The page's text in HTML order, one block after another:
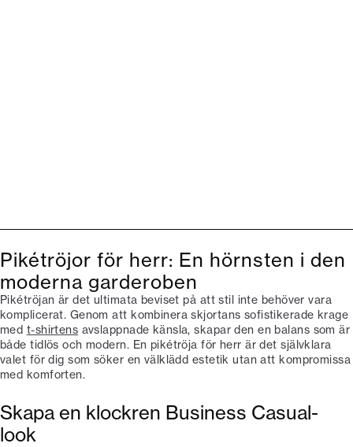
Pikétröjor för herr: En hörnsten i den
moderna garderoben
Pikétröjan är det ultimata beviset på att stil inte behöver vara
komplicerat. Genom att kombinera skjortans sofistikerade krage
med t-shirtens avslappnade känsla, skapar den en balans som är
både tidlös och modern. En pikétröja för herr är det självklara
valet för dig som söker en välklädd estetik utan att kompromissa
med komforten.
Skapa en klockren Business Casual-
look